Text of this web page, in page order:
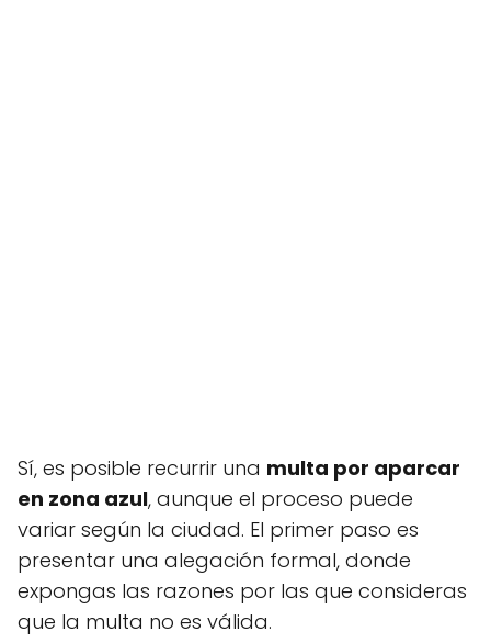
Sí, es posible recurrir una multa por aparcar
en zona azul, aunque el proceso puede
variar según la ciudad. El primer paso es
presentar una alegación formal, donde
expongas las razones por las que consideras
que la multa no es válida.